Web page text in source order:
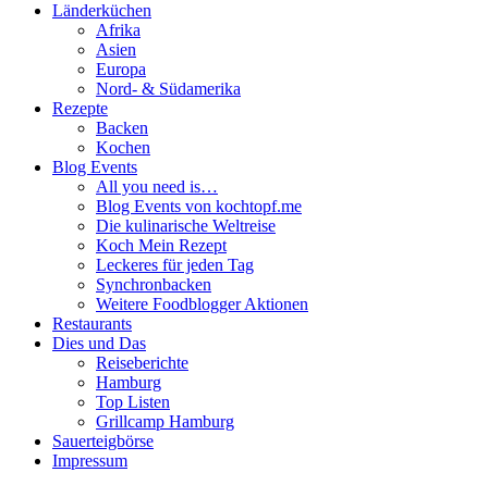
Länderküchen
Afrika
Asien
Europa
Nord- & Südamerika
Rezepte
Backen
Kochen
Blog Events
All you need is…
Blog Events von kochtopf.me
Die kulinarische Weltreise
Koch Mein Rezept
Leckeres für jeden Tag
Synchronbacken
Weitere Foodblogger Aktionen
Restaurants
Dies und Das
Reiseberichte
Hamburg
Top Listen
Grillcamp Hamburg
Sauerteigbörse
Impressum